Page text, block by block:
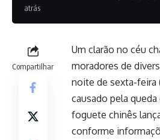
atrás
Compartilhar
Um clarão no céu
moradores de
noite de sexta-
causado pela
foguete chinês
conforme